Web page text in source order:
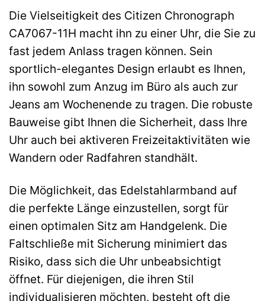
Die Vielseitigkeit des Citizen Chronograph
CA7067-11H macht ihn zu einer Uhr, die Sie zu
fast jedem Anlass tragen können. Sein
sportlich-elegantes Design erlaubt es Ihnen,
ihn sowohl zum Anzug im Büro als auch zur
Jeans am Wochenende zu tragen. Die robuste
Bauweise gibt Ihnen die Sicherheit, dass Ihre
Uhr auch bei aktiveren Freizeitaktivitäten wie
Wandern oder Radfahren standhält.
Die Möglichkeit, das Edelstahlarmband auf
die perfekte Länge einzustellen, sorgt für
einen optimalen Sitz am Handgelenk. Die
Faltschließe mit Sicherung minimiert das
Risiko, dass sich die Uhr unbeabsichtigt
öffnet. Für diejenigen, die ihren Stil
individualisieren möchten, besteht oft die